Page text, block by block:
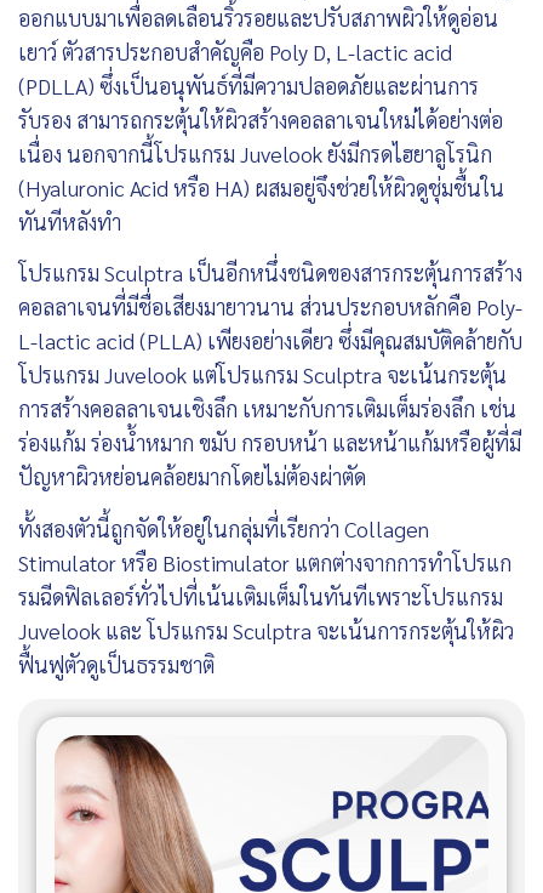
ออกแบบมาเพื่อลดเลือนริ้วรอยและปรับสภาพผิวให้ดูอ่อน
เยาว์ ตัวสารประกอบสำคัญคือ Poly D, L-lactic acid
(PDLLA) ซึ่งเป็นอนุพันธ์ที่มีความปลอดภัยและผ่านการ
รับรอง สามารถกระตุ้นให้ผิวสร้างคอลลาเจนใหม่ได้อย่างต่อ
เนื่อง นอกจากนี้โปรแกรม Juvelook ยังมีกรดไฮยาลูโรนิก
(Hyaluronic Acid หรือ HA) ผสมอยู่จึงช่วยให้ผิวดูชุ่มชื้นใน
ทันทีหลังทำ
โปรแกรม Sculptra เป็นอีกหนึ่งชนิดของสารกระตุ้นการสร้าง
คอลลาเจนที่มีชื่อเสียงมายาวนาน ส่วนประกอบหลักคือ Poly-
L-lactic acid (PLLA) เพียงอย่างเดียว ซึ่งมีคุณสมบัติคล้ายกับ
โปรแกรม Juvelook แต่โปรแกรม Sculptra จะเน้นกระตุ้น
การสร้างคอลลาเจนเชิงลึก เหมาะกับการเติมเต็มร่องลึก เช่น
ร่องแก้ม ร่องน้ำหมาก ขมับ กรอบหน้า และหน้าแก้มหรือผู้ที่มี
ปัญหาผิวหย่อนคล้อยมากโดยไม่ต้องผ่าตัด
ทั้งสองตัวนี้ถูกจัดให้อยู่ในกลุ่มที่เรียกว่า Collagen
Stimulator หรือ Biostimulator แตกต่างจากการทำโปรแก
รมฉีดฟิลเลอร์ทั่วไปที่เน้นเติมเต็มในทันทีเพราะโปรแกรม
Juvelook และ โปรแกรม Sculptra จะเน้นการกระตุ้นให้ผิว
ฟื้นฟูตัวดูเป็นธรรมชาติ